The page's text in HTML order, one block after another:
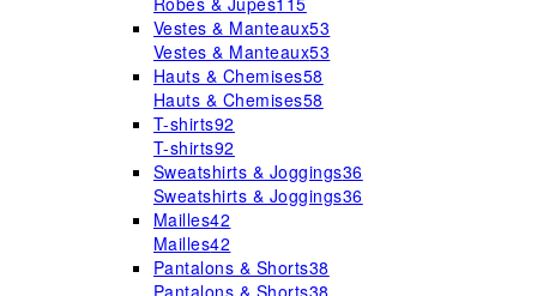
Vestes & Manteaux53
Vestes & Manteaux53
Hauts & Chemises58
Hauts & Chemises58
T-shirts92
T-shirts92
Sweatshirts & Joggings36
Sweatshirts & Joggings36
Mailles42
Mailles42
Pantalons & Shorts38
Pantalons & Shorts38